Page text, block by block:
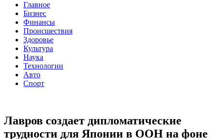
Главное
Бизнес
Финансы
Происшествия
Здоровье
Культура
Наука
Технологии
Авто
Спорт
Лавров создает дипломатические
трудности для Японии в ООН на фоне